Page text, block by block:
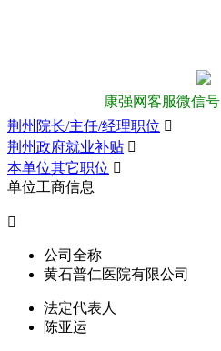
康强网客服微信号
荆州院长/主任/经理职位 
荆州政府就业补贴 
本单位其它职位 
单位工商信息

公司全称
黄石普仁医院有限公司
法定代表人
陈亚运